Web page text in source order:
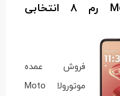
چرا موتورولا Moto G35 رم 8 انتخابی
فروش عمده
موتورولا Moto